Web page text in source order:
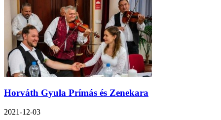
Horváth Gyula Prímás és Zenekara
2021-12-03